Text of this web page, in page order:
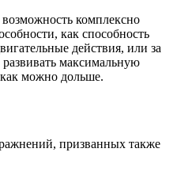
комплексно
как способность
действия, или за
максимальную
можно дольше.
призванных также